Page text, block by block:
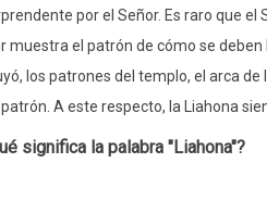
por el Señor. Es raro que
muestra el patrón de cómo se
los patrones del templo, el arca
A este respecto, la Liahona
significa la palabra "Liahona"?